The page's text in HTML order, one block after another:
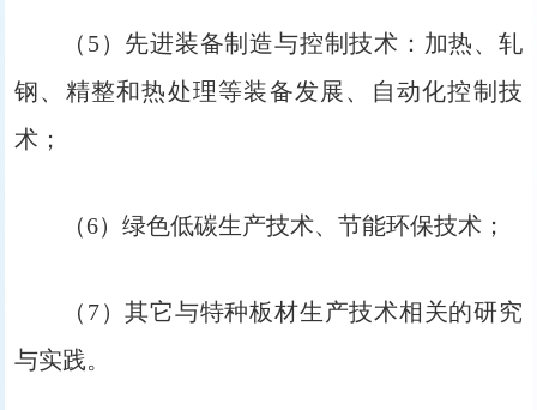
（5）先进装备制造与控制技术：加热、轧
钢、精整和热处理等装备发展、自动化控制技
术；
（6）绿色低碳生产技术、节能环保技术；
（7）其它与特种板材生产技术相关的研究
与实践。